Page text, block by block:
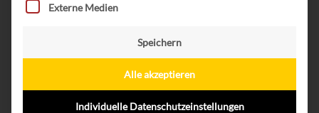
Externe Medien
Speichern
Alle akzeptieren
Individuelle Datenschutzeinstellungen